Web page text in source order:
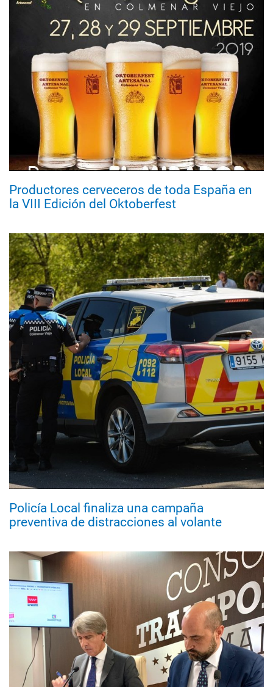
Productores cerveceros de toda España en
la VIII Edición del Oktoberfest
Policía Local finaliza una campaña
preventiva de distracciones al volante